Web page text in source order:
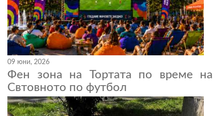
09 юни, 2026
Фен зона на Тортата по време на
Свтовното по футбол